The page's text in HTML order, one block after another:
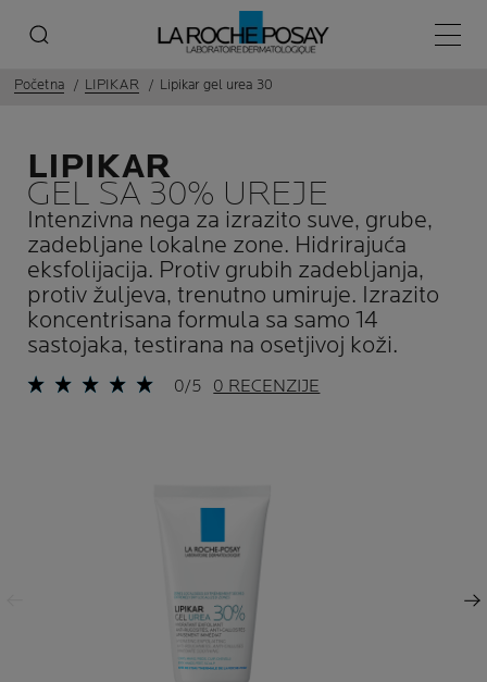
Početna LIPIKAR Lipikar gel urea 30
LIPIKAR
GEL SA 30% UREJE
Intenzivna nega za izrazito suve, grube,
zadebljane lokalne zone. Hidrirajuća
eksfolijacija. Protiv grubih zadebljanja,
protiv žuljeva, trenutno umiruje. Izrazito
koncentrisana formula sa samo 14
sastojaka, testirana na osetjivoj koži.
0/5 0 RECENZIJE
Sledeći panel